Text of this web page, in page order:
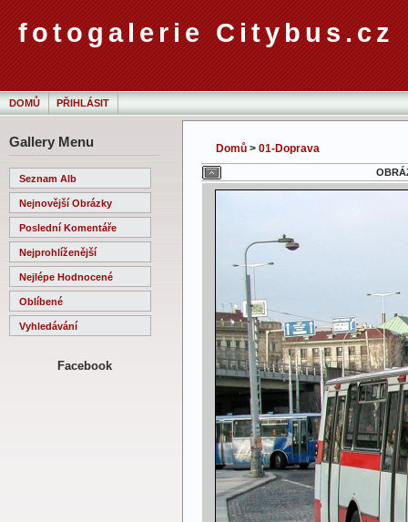
fotogalerie Citybus.cz
DOMŮ PŘIHLÁSIT
Gallery Menu
Seznam Alb
Nejnovější Obrázky
Poslední Komentáře
Nejprohlíženější
Nejlépe Hodnocené
Oblíbené
Vyhledávání
Facebook
Domů > 01-Doprava